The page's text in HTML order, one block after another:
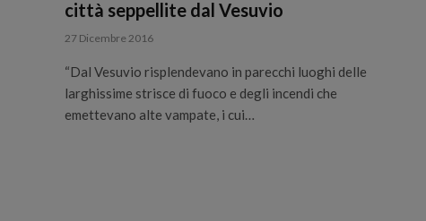
città seppellite dal Vesuvio
27 Dicembre 2016
“Dal Vesuvio risplendevano in parecchi luoghi delle
larghissime strisce di fuoco e degli incendi che
emettevano alte vampate, i cui…